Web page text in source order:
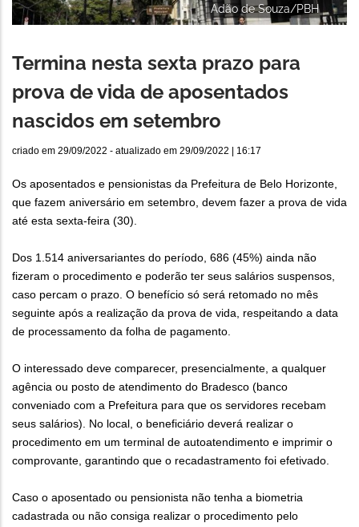
Adão de Souza/PBH
Termina nesta sexta prazo para
prova de vida de aposentados
nascidos em setembro
criado em 29/09/2022 - atualizado em 29/09/2022 | 16:17
Os aposentados e pensionistas da Prefeitura de Belo Horizonte,
que fazem aniversário em setembro, devem fazer a prova de vida
até esta sexta-feira (30).
Dos 1.514 aniversariantes do período, 686 (45%) ainda não
fizeram o procedimento e poderão ter seus salários suspensos,
caso percam o prazo. O benefício só será retomado no mês
seguinte após a realização da prova de vida, respeitando a data
de processamento da folha de pagamento.
O interessado deve comparecer, presencialmente, a qualquer
agência ou posto de atendimento do Bradesco (banco
conveniado com a Prefeitura para que os servidores recebam
seus salários). No local, o beneficiário deverá realizar o
procedimento em um terminal de autoatendimento e imprimir o
comprovante, garantindo que o recadastramento foi efetivado.
Caso o aposentado ou pensionista não tenha a biometria
cadastrada ou não consiga realizar o procedimento pelo